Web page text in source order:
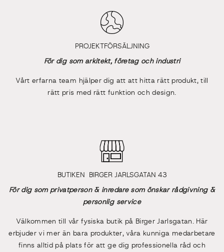
PROJEKTFÖRSÄLJNING
För dig som arkitekt, företag och industri
Vårt erfarna team hjälper dig att att hitta rätt produkt, till
rätt pris med rätt funktion och design.
BUTIKEN BIRGER JARLSGATAN 43
För dig som privatperson & inredare som önskar rådgivning &
personlig service
Välkommen till vår fysiska butik på Birger Jarlsgatan. Här
erbjuder vi mer än bara produkter, våra kunniga medarbetare
finns alltid på plats för att ge dig professionella råd och